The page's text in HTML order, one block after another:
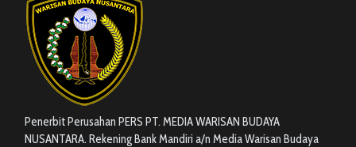
Penerbit Perusahan PERS PT. MEDIA WARISAN BUDAYA
NUSANTARA. Rekening Bank Mandiri a/n Media Warisan Budaya